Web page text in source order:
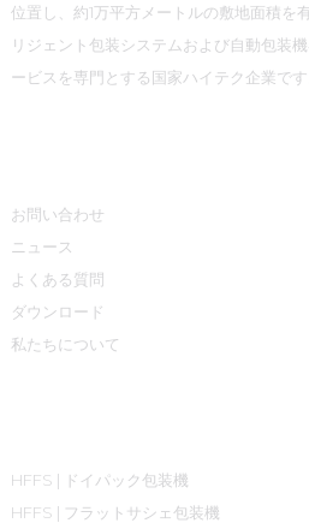
位置し、約1万平方メートルの敷地面積を
リジェント包装システムおよび自動包装
ービスを専門とする国家ハイテク企業です
お問い合わせ
ニュース
よくある質問
ダウンロード
私たちについて
HFFS | ドイパック包装機
HFFS | フラットサシェ包装機